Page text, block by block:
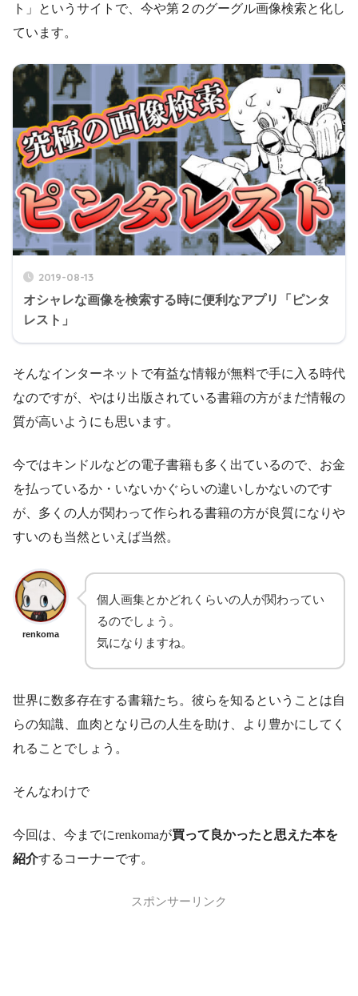
ト」というサイトで、今や第２のグーグル画像検索と化し
ています。
2019-08-13
オシャレな画像を検索する時に便利なアプリ「ピンタ
レスト」
そんなインターネットで有益な情報が無料で手に入る時代
なのですが、やはり出版されている書籍の方がまだ情報の
質が高いようにも思います。
今ではキンドルなどの電子書籍も多く出ているので、お金
を払っているか・いないかぐらいの違いしかないのです
が、多くの人が関わって作られる書籍の方が良質になりや
すいのも当然といえば当然。
renkoma
個人画集とかどれくらいの人が関わってい
るのでしょう。
気になりますね。
世界に数多存在する書籍たち。彼らを知るということは自
らの知識、血肉となり己の人生を助け、より豊かにしてく
れることでしょう。
そんなわけで
今回は、今までにrenkomaが買って良かったと思えた本を
紹介するコーナーです。
スポンサーリンク